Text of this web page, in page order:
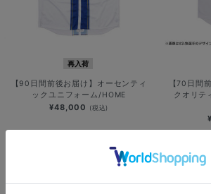
再入荷
【90日間前後お届け】オーセンティ
ックユニフォーム/HOME
¥48,000 (税込)
【70日間
クオリテ